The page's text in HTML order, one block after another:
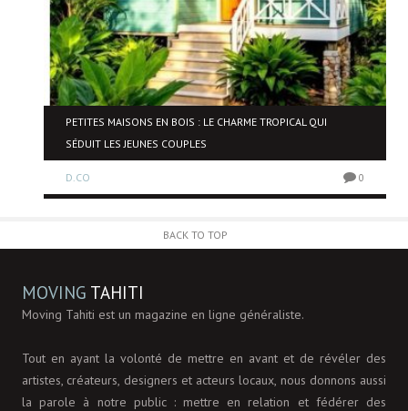
PETITES MAISONS EN BOIS : LE CHARME TROPICAL QUI
SÉDUIT LES JEUNES COUPLES
D.CO 0
BACK TO TOP
MOVING TAHITI
Moving Tahiti est un magazine en ligne généraliste.
Tout en ayant la volonté de mettre en avant et de révéler des
artistes, créateurs, designers et acteurs locaux, nous donnons aussi
la parole à notre public : mettre en relation et fédérer des